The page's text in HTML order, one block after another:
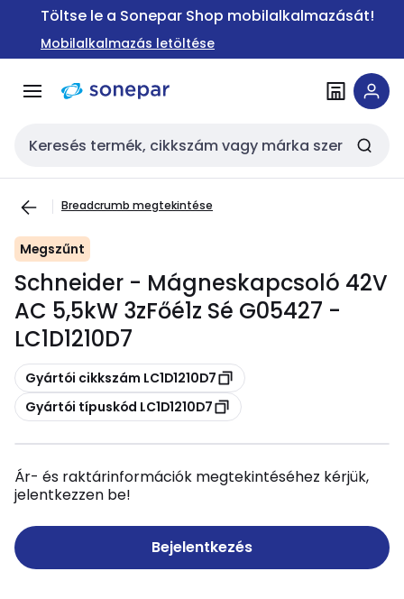
Ugrás a
Ugrás a
tartalomra
Töltse le a Sonepar Shop mobilalkalmazását!
Mobilalkalmazás letöltése
Keresési bemenet
Breadcrumb megtekintése
Megszűnt
Schneider - Mágneskapcsoló 42V
AC 5,5kW 3zFőé1z Sé G05427 -
LC1D1210D7
Másolás
Gyártói cikkszám LC1D1210D7
Másolás
Gyártói típuskód LC1D1210D7
Ár- és raktárinformációk megtekintéséhez kérjük,
jelentkezzen be!
Bejelentkezés